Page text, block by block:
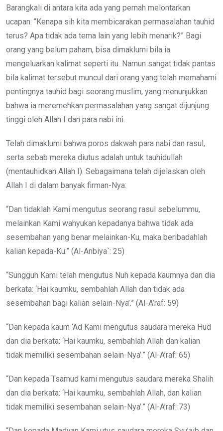
Barangkali di antara kita ada yang pernah melontarkan
ucapan: “Kenapa sih kita membicarakan permasalahan tauhid
terus? Apa tidak ada tema lain yang lebih menarik?” Bagi
orang yang belum paham, bisa dimaklumi bila ia
mengeluarkan kalimat seperti itu. Namun sangat tidak pantas
bila kalimat tersebut muncul dari orang yang telah memahami
pentingnya tauhid bagi seorang muslim, yang menunjukkan
bahwa ia meremehkan permasalahan yang sangat dijunjung
tinggi oleh Allah I dan para nabi ini.
Telah dimaklumi bahwa poros dakwah para nabi dan rasul,
serta sebab mereka diutus adalah untuk tauhidullah
(mentauhidkan Allah I). Sebagaimana telah dijelaskan oleh
Allah I di dalam banyak firman-Nya:
“Dan tidaklah Kami mengutus seorang rasul sebelummu,
melainkan Kami wahyukan kepadanya bahwa tidak ada
sesembahan yang benar melainkan-Ku, maka beribadahlah
kalian kepada-Ku.” (Al-Anbiya`: 25)
“Sungguh Kami telah mengutus Nuh kepada kaumnya dan dia
berkata: ‘Hai kaumku, sembahlah Allah dan tidak ada
sesembahan bagi kalian selain-Nya’.” (Al-A’raf: 59)
“Dan kepada kaum ‘Ad Kami mengutus saudara mereka Hud
dan dia berkata: ‘Hai kaumku, sembahlah Allah dan kalian
tidak memiliki sesembahan selain-Nya’.” (Al-A’raf: 65)
“Dan kepada Tsamud kami mengutus saudara mereka Shalih
dan dia berkata: ‘Hai kaumku, sembahlah Allah, dan kalian
tidak memiliki sesembahan selain-Nya’.” (Al-A’raf: 73)